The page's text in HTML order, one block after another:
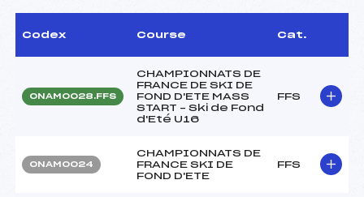
Codex Course Cat.
ONAM0028.FFS
CHAMPIONNATS DE
FRANCE DE SKI DE
FOND D'ETE MASS
START – Ski de Fond
d'Eté U16
FFS
ONAM0024
CHAMPIONNATS DE
FRANCE SKI DE
FOND D'ETE
FFS